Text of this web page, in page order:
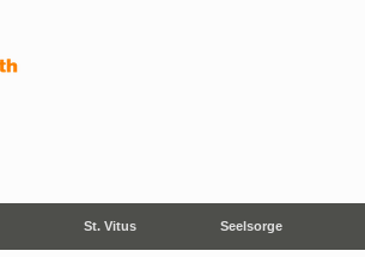
St. Vitus Seelsorge